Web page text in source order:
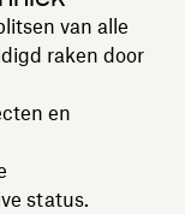
van alle
raken door
en
status.